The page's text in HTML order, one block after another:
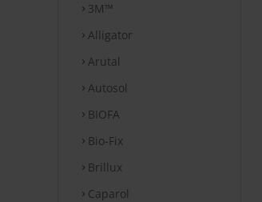
3M™
Alligator
Arutal
Autosol
BIOFA
Bio-Fix
Brillux
Caparol